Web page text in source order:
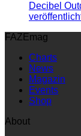
Decibel
FAZEmag
Charts
News
Magazin
Events
Shop
About